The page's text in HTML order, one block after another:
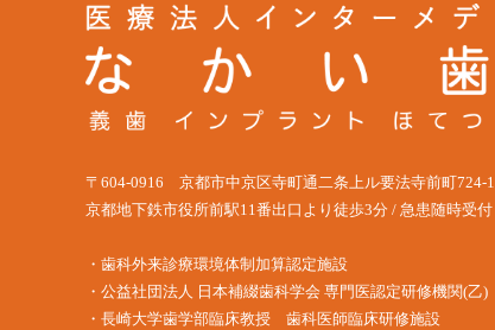
〒604-0916 京都市中京区寺町通二条上ル要法寺前町724-1
京都地下鉄市役所前駅11番出口より徒歩3分 / 急患随時受付
・歯科外来診療環境体制加算認定施設
・公益社団法⼈ ⽇本補綴⻭科学会 専⾨医認定研修機関(⼄)
・長崎大学歯学部臨床教授 歯科医師臨床研修施設